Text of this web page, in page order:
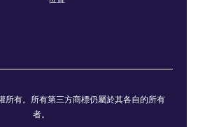
有。所有第三方商標仍屬於其各自的所有
者。